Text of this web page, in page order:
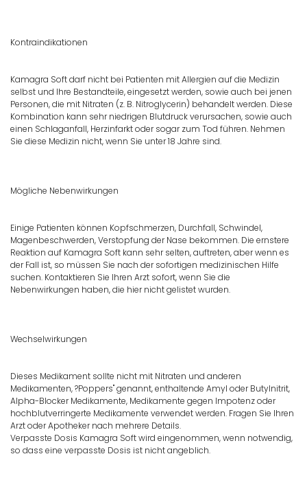
Kontraindikationen
Kamagra Soft darf nicht bei Patienten mit Allergien auf die Medizin
selbst und Ihre Bestandteile, eingesetzt werden, sowie auch bei jenen
Personen, die mit Nitraten (z. B. Nitroglycerin) behandelt werden. Diese
Kombination kann sehr niedrigen Blutdruck verursachen, sowie auch
einen Schlaganfall, Herzinfarkt oder sogar zum Tod führen. Nehmen
Sie diese Medizin nicht, wenn Sie unter 18 Jahre sind.
Mögliche Nebenwirkungen
Einige Patienten können Kopfschmerzen, Durchfall, Schwindel,
Magenbeschwerden, Verstopfung der Nase bekommen. Die ernstere
Reaktion auf Kamagra Soft kann sehr selten, auftreten, aber wenn es
der Fall ist, so müssen Sie nach der sofortigen medizinischen Hilfe
suchen. Kontaktieren Sie Ihren Arzt sofort, wenn Sie die
Nebenwirkungen haben, die hier nicht gelistet wurden.
Wechselwirkungen
Dieses Medikament sollte nicht mit Nitraten und anderen
Medikamenten, ?Poppers" genannt, enthaltende Amyl oder Butylnitrit,
Alpha-Blocker Medikamente, Medikamente gegen Impotenz oder
hochblutverringerte Medikamente verwendet werden. Fragen Sie Ihren
Arzt oder Apotheker nach mehrere Details.
Verpasste Dosis Kamagra Soft wird eingenommen, wenn notwendig,
so dass eine verpasste Dosis ist nicht angeblich.